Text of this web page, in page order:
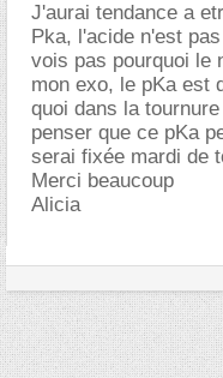
J'aurai tendance a
Pka, l'acide n'est
vois pas pourquoi le
mon exo, le pKa est
quoi dans la
penser que ce pKa
serai fixée mardi de
Merci beaucoup
Alicia